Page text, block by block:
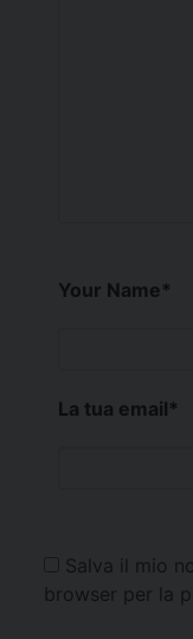
Your Name*
La tua email*
Salva il mio
browser per la